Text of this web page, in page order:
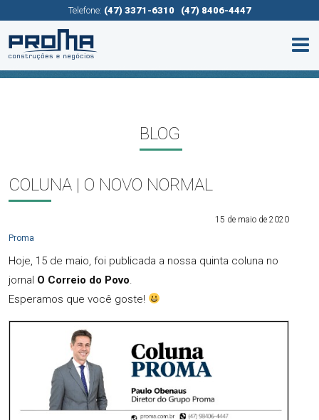
Telefone: (47) 3371-6310 (47) 8406-4447
BLOG
COLUNA | O NOVO NORMAL
15 de maio de 2020
Proma
Hoje, 15 de maio, foi publicada a nossa quinta coluna no
jornal O Correio do Povo.
Esperamos que você goste!